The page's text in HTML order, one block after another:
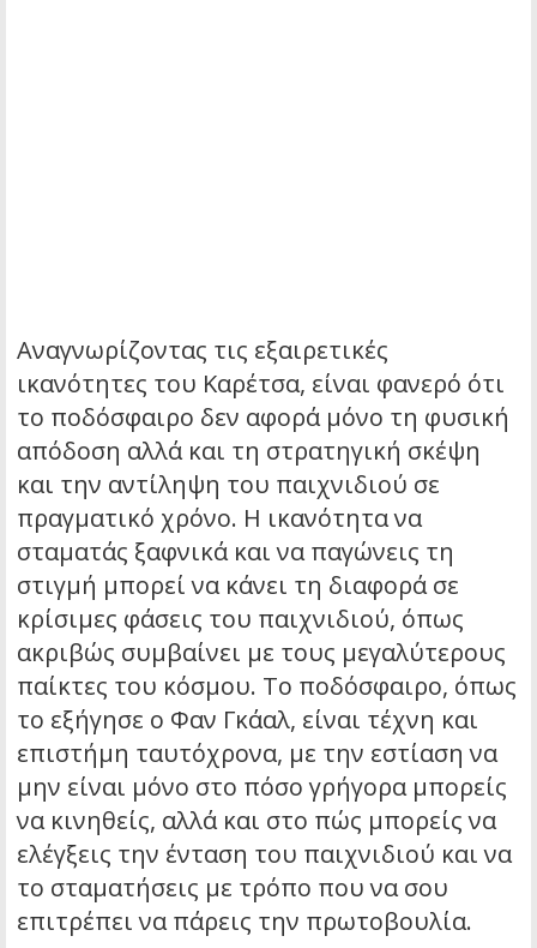
Αναγνωρίζοντας τις εξαιρετικές
ικανότητες του Καρέτσα, είναι φανερό ότι
το ποδόσφαιρο δεν αφορά μόνο τη φυσική
απόδοση αλλά και τη στρατηγική σκέψη
και την αντίληψη του παιχνιδιού σε
πραγματικό χρόνο. Η ικανότητα να
σταματάς ξαφνικά και να παγώνεις τη
στιγμή μπορεί να κάνει τη διαφορά σε
κρίσιμες φάσεις του παιχνιδιού, όπως
ακριβώς συμβαίνει με τους μεγαλύτερους
παίκτες του κόσμου. Το ποδόσφαιρο, όπως
το εξήγησε ο Φαν Γκάαλ, είναι τέχνη και
επιστήμη ταυτόχρονα, με την εστίαση να
μην είναι μόνο στο πόσο γρήγορα μπορείς
να κινηθείς, αλλά και στο πώς μπορείς να
ελέγξεις την ένταση του παιχνιδιού και να
το σταματήσεις με τρόπο που να σου
επιτρέπει να πάρεις την πρωτοβουλία.